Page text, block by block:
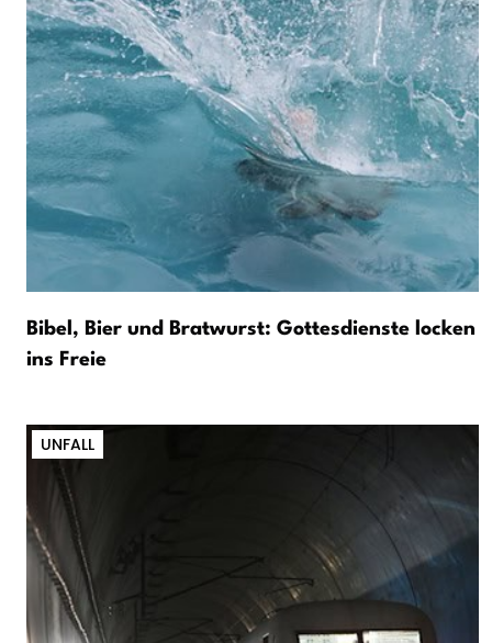
Bibel, Bier und Bratwurst: Gottesdienste locken
ins Freie
UNFALL